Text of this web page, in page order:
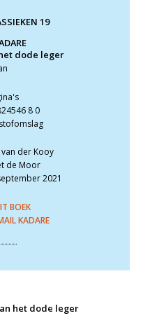
19
dode leger
8 0
der Kooy
de Moor
2021
BOEK
KADARE
het dode leger